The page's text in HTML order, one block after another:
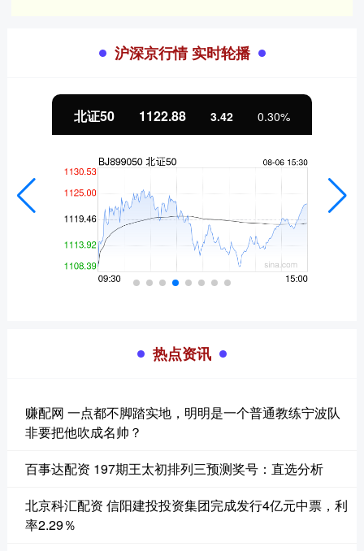
沪深京行情 实时轮播
北证50 1122.88 3.42 0.30%
热点资讯
赚配网 一点都不脚踏实地，明明是一个普通教练宁波队
非要把他吹成名帅？
百事达配资 197期王太初排列三预测奖号：直选分析
北京科汇配资 信阳建投投资集团完成发行4亿元中票，利
率2.29％